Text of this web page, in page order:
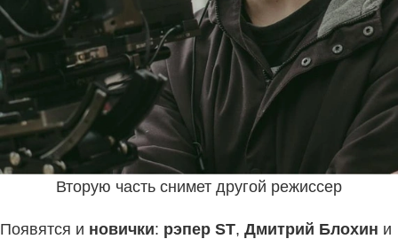
Вторую часть снимет другой режиссер
Появятся и новички: рэпер ST, Дмитрий Блохин и